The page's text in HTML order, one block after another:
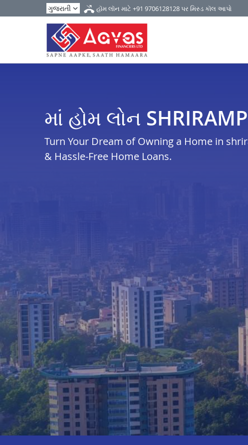
હૉમ લૉન માટે +91 9706128128પર મિસ્ડ કૉલ આપો
માં હોમ લોન
Turn Your Dream of Owning a Home in
& Hassle-Free Home Loans.